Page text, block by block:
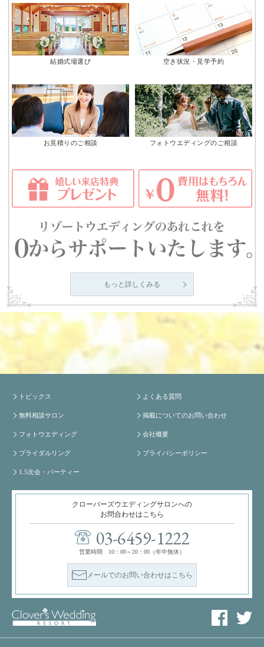
結婚式場選び 空き状況・見学予約
お見積りのご相談 フォトウエディングのご相談
もっと詳しくみる
トピックス
無料相談サロン
フォトウエディング
ブライダルリング
1.5次会・パーティー
よくある質問
掲載についてのお問い合わせ
会社概要
プライバシーポリシー
クローバーズウエディングサロンへの
お問合わせはこちら
03-6459-1222
営業時間 10：00～20：00（年中無休）
メールでのお問い合わせはこちら